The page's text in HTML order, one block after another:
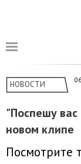
НОВОСТИ
"Поспешу вас
новом клипе
Посмотрите